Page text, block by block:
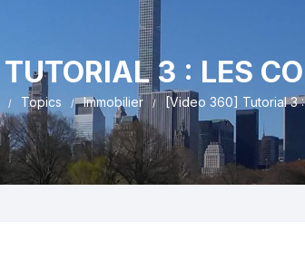
3 : LES
Topics Immobilier [Video 360] Tutorial 3